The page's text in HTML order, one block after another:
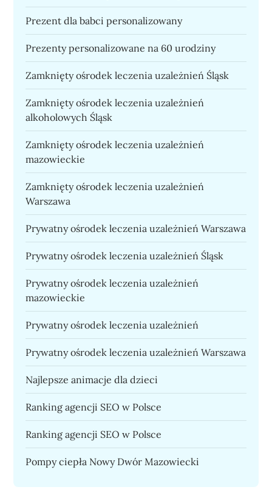
Prezent dla babci personalizowany
Prezenty personalizowane na 60 urodziny
Zamknięty ośrodek leczenia uzależnień Śląsk
Zamknięty ośrodek leczenia uzależnień
alkoholowych Śląsk
Zamknięty ośrodek leczenia uzależnień
mazowieckie
Zamknięty ośrodek leczenia uzależnień
Warszawa
Prywatny ośrodek leczenia uzależnień Warszawa
Prywatny ośrodek leczenia uzależnień Śląsk
Prywatny ośrodek leczenia uzależnień
mazowieckie
Prywatny ośrodek leczenia uzależnień
Prywatny ośrodek leczenia uzależnień Warszawa
Najlepsze animacje dla dzieci
Ranking agencji SEO w Polsce
Ranking agencji SEO w Polsce
Pompy ciepła Nowy Dwór Mazowiecki